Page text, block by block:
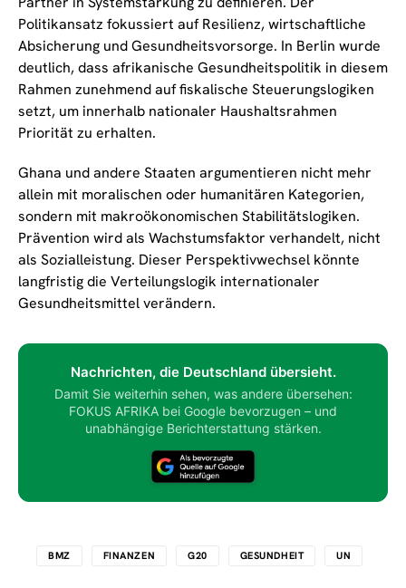
Politikansatz fokussiert auf Resilienz, wirtschaftliche
Absicherung und Gesundheitsvorsorge. In Berlin wurde
deutlich, dass afrikanische Gesundheitspolitik in diesem
Rahmen zunehmend auf fiskalische Steuerungslogiken
setzt, um innerhalb nationaler Haushaltsrahmen
Priorität zu erhalten.
Ghana und andere Staaten argumentieren nicht mehr
allein mit moralischen oder humanitären Kategorien,
sondern mit makroökonomischen Stabilitätslogiken.
Prävention wird als Wachstumsfaktor verhandelt, nicht
als Sozialleistung. Dieser Perspektivwechsel könnte
langfristig die Verteilungslogik internationaler
Gesundheitsmittel verändern.
Nachrichten, die Deutschland übersieht.
Damit Sie weiterhin sehen, was andere übersehen:
FOKUS AFRIKA bei Google bevorzugen – und
unabhängige Berichterstattung stärken.
BMZ FINANZEN G20 GESUNDHEIT UN